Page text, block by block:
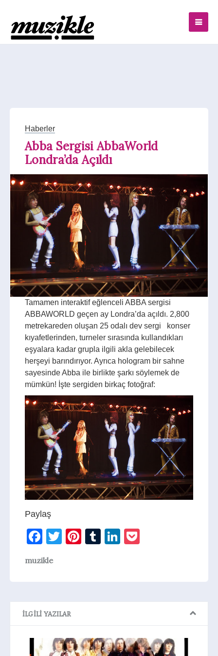
Haberler
Abba Sergisi AbbaWorld
Londra’da Açıldı
Tamamen interaktif eğlenceli ABBA sergisi
ABBAWORLD geçen ay Londra’da açıldı. 2,800
metrekareden oluşan 25 odalı dev sergi konser
kıyafetlerinden, turneler sırasında kullandıkları
eşyalara kadar grupla ilgili akla gelebilecek
herşeyi barındırıyor. Ayrıca hologram bir sahne
sayesinde Abba ile birlikte şarkı söylemek de
mümkün! İşte sergiden birkaç fotoğraf:
Paylaş
Facebook
TwitterPinterest
TumblrLinkedIn
muzikle
İLGILI YAZILAR